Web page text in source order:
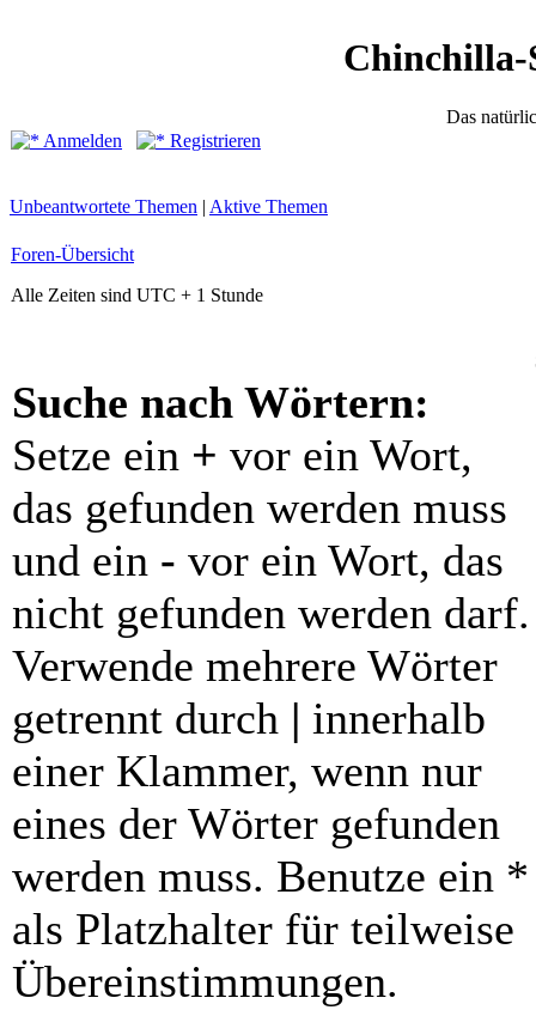
Chinchilla-
Das
Anmelden
Registrieren
Unbeantwortete Themen | Aktive Themen
Foren-Übersicht
Alle Zeiten sind UTC + 1 Stunde
Suche nach Wörtern:
Setze ein + vor ein Wort,
das gefunden werden muss
und ein - vor ein Wort, das
nicht gefunden werden darf.
Verwende mehrere Wörter
getrennt durch | innerhalb
einer Klammer, wenn nur
eines der Wörter gefunden
werden muss. Benutze ein *
als Platzhalter für teilweise
Übereinstimmungen.